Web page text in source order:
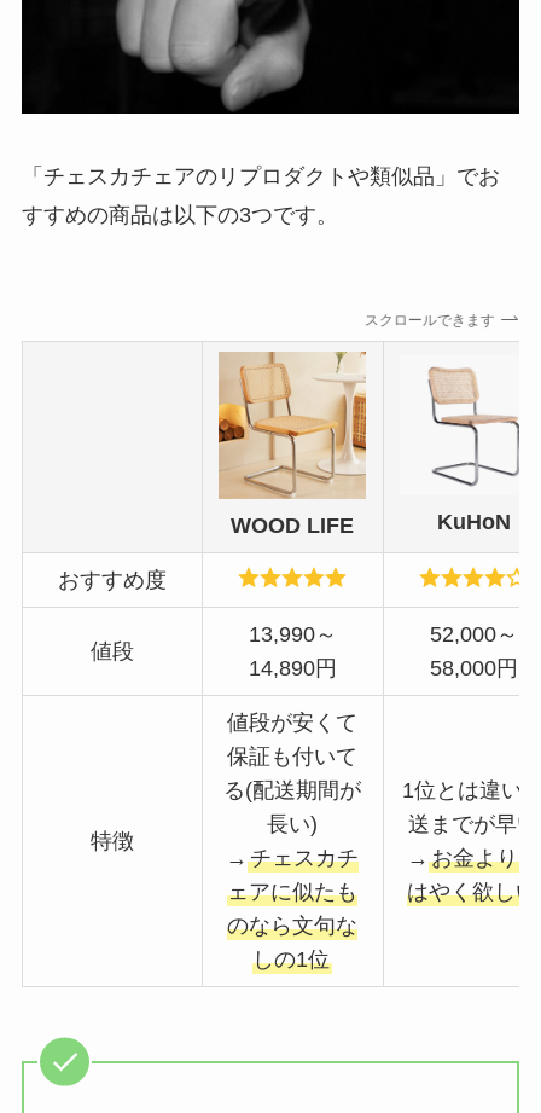
「チェスカチェアのリプロダクトや類似品」でお
すすめの商品は以下の3つです。
スクロールできます
WOOD LIFE KuHoN
おすすめ度
値段
13,990～
14,890円
52,000～
58,000円
特徴
値段が安くて
保証も付いて
る(配送期間が
長い)
→チェスカチ
ェアに似たも
のなら文句な
しの1位
1位とは違い
送までが早い
→お金よりも
はやく欲しい